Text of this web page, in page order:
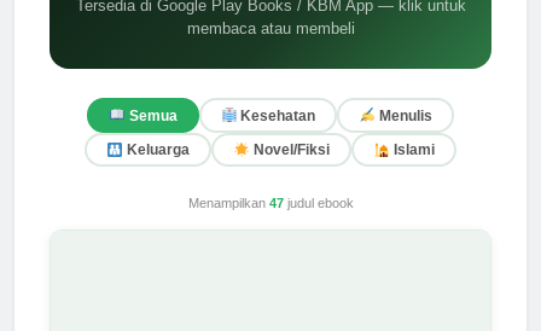
Tersedia di Google Play Books / KBM App — klik untuk
membaca atau membeli
Semua Kesehatan Menulis
Keluarga Novel/Fiksi Islami
Menampilkan 47judul ebook